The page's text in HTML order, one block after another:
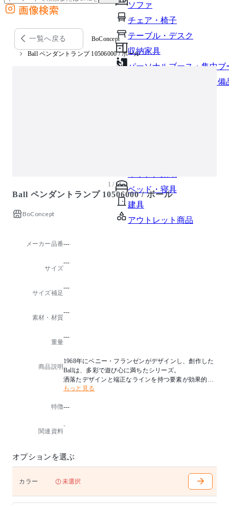
ソファ
チェア・椅子
テーブル・デスク
収納家具
パーソナルブース・集中ブ
オフィスアクセサリー・備
ベッド・寝具
建具
アウトレット商品
外部サイトの商品をカートに追加
他のサイトで見つけた商品ページのURLを貼り付けて、カートに追加できます
画像検索
一覧へ戻る BoConcept
Ball ペンダントランプ 10506000 / ボール
1 / 11
Ball ペンダントランプ 10506000 / ボール
BoConcept
メーカー品番---
サイズ
---
サイズ補足
---
素材・材質
---
重量
---
商品説明
1968年にベニー・フランゼンがデザインし、創作した
Ballは、多彩で遊び心に満ちたシリーズ。
洒落たデザインと端正なラインを持つ要素が効果的に
組み合わされています。
、長年にわたって進化しながら、常に新鮮な魅力を失
Ball シリーズには、伝統的な色からモダンな色まで、
■特徴
電球付き：いいえ
オン/オフ スイッチ：いいえ
日本版のランプは、こちらで表示されている仕様とは
もっと見る
特徴---
関連資料
-
オプションを選ぶ
カラー 未選択